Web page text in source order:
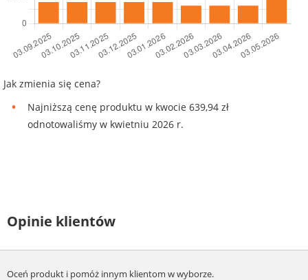
Jak zmienia się cena?
Najniższą cenę produktu w kwocie 639,94 zł
odnotowaliśmy w kwietniu 2026 r.
Opinie klientów
Oceń produkt i pomóż innym klientom w wyborze.